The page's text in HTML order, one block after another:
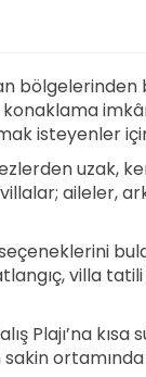
bölgelerinden
isteyenler
uzak,
aileler,
villa
Plajı’na kısa
sakin